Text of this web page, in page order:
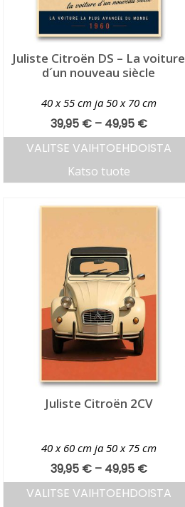
Juliste Citroën DS – La voiture
d´un nouveau siècle
40 x 55 cm ja 50 x 70 cm
39,95 € – 49,95 €
VALITSE VAIHTOEHDOISTA
Katso tuote
Juliste Citroën 2CV
40 x 60 cm ja 50 x 75 cm
39,95 € – 49,95 €
VALITSE VAIHTOEHDOISTA